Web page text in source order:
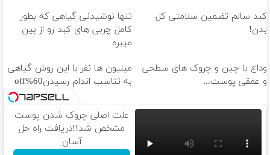
کبد سالم تضمین سلامتی کل
بدن!
تنها نوشیدنی گیاهی که بطور
کامل چربی های کبد رو از بین
میبره
وداع با چین و چروک های سطحی
و عمقی پوست...
میلیون ها نفر با این روش گیاهی
به تناسب اندام رسیدن60%off
علت اصلی چروک شدن پوست
مشخص شد!!دریافت راه حل
آسان